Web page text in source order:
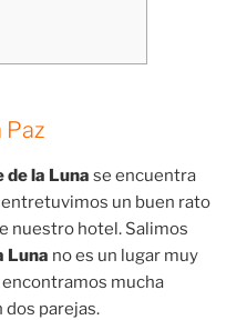
Paz
de la Luna se encuentra
entretuvimos un buen rato
nuestro hotel. Salimos
Luna no es un lugar muy
mucha
dos parejas.